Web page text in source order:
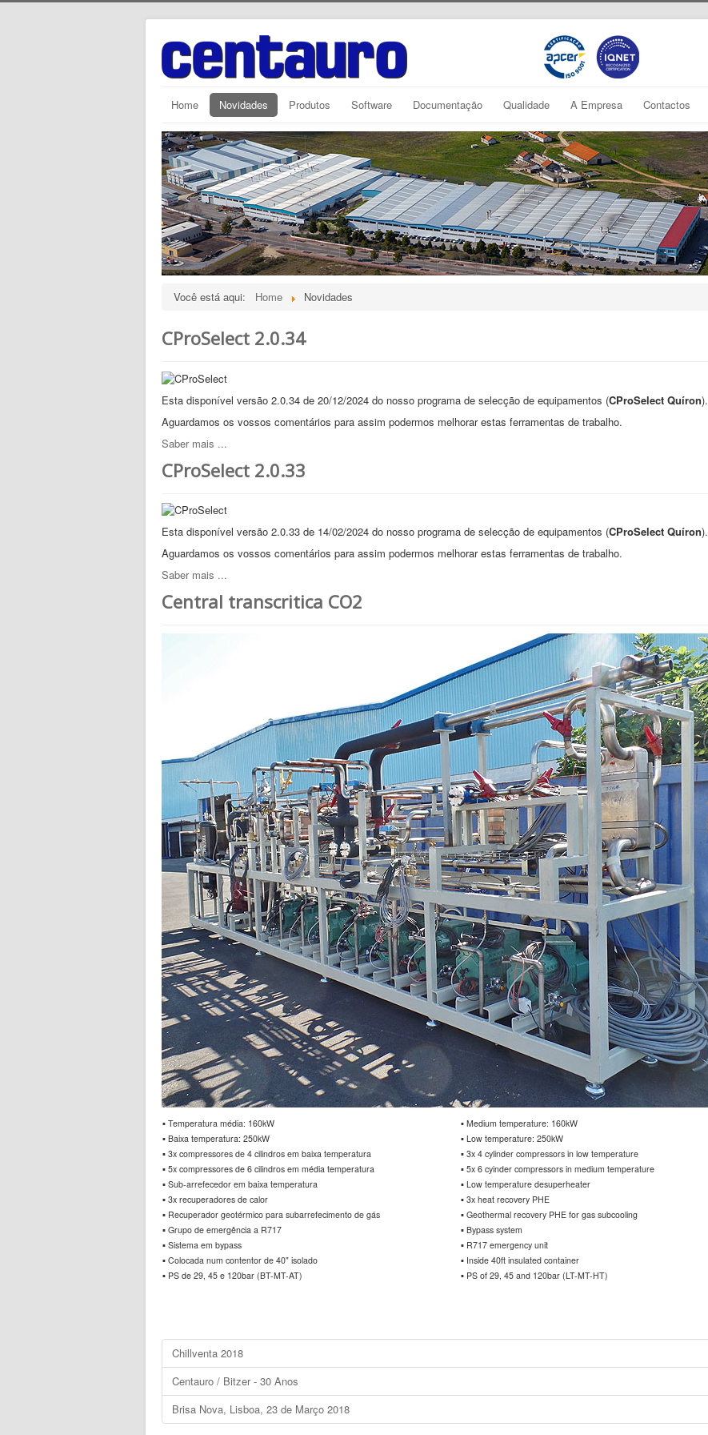
Home Novidades Produtos Software Documentação Qualidade A Empresa Contactos
Você está aqui: Home Novidades
CProSelect 2.0.34
Esta disponível versão 2.0.34 de 20/12/2024 do nosso programa de selecção de equipamentos (CProSelect Quíron).
Aguardamos os vossos comentários para assim podermos melhorar estas ferramentas de trabalho.
Saber mais ...
CProSelect 2.0.33
Esta disponível versão 2.0.33 de 14/02/2024 do nosso programa de selecção de equipamentos (CProSelect Quíron).
Aguardamos os vossos comentários para assim podermos melhorar estas ferramentas de trabalho.
Saber mais ...
Central transcritica CO2
▪ Temperatura média: 160kW
▪ Baixa temperatura: 250kW
▪ 3x compressores de 4 cilindros em baixa temperatura
▪ 5x compressores de 6 cilindros em média temperatura
▪ Sub-arrefecedor em baixa temperatura
▪ 3x recuperadores de calor
▪ Recuperador geotérmico para subarrefecimento de gás
▪ Grupo de emergência a R717
▪ Sistema em bypass
▪ Colocada num contentor de 40" isolado
▪ PS de 29, 45 e 120bar (BT-MT-AT)
▪ Medium temperature: 160kW
▪ Low temperature: 250kW
▪ 3x 4 cylinder compressors in low temperature
▪ 5x 6 cyinder compressors in medium temperature
▪ Low temperature desuperheater
▪ 3x heat recovery PHE
▪ Geothermal recovery PHE for gas subcooling
▪ Bypass system
▪ R717 emergency unit
▪ Inside 40ft insulated container
▪ PS of 29, 45 and 120bar (LT-MT-HT)
Chillventa 2018
Centauro / Bitzer - 30 Anos
Brisa Nova, Lisboa, 23 de Março 2018